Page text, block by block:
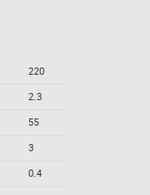
220
2.3
55
3
0.4